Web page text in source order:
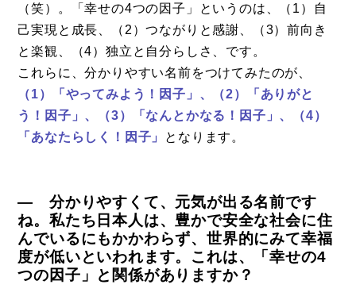
（笑）。「幸せの4つの因子」というのは、（1）自
己実現と成長、（2）つながりと感謝、（3）前向き
と楽観、（4）独立と自分らしさ、です。
これらに、分かりやすい名前をつけてみたのが、
（1）「やってみよう！因子」、（2）「ありがと
う！因子」、（3）「なんとかなる！因子」、（4）
「あなたらしく！因子」
となります。
― 分かりやすくて、元気が出る名前です
ね。私たち日本人は、豊かで安全な社会に住
んでいるにもかかわらず、世界的にみて幸福
度が低いといわれます。これは、「幸せの4
つの因子」と関係がありますか？